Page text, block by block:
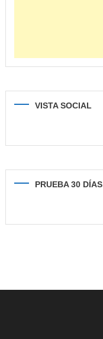
VISTA SOCIAL
PRUEBA 30